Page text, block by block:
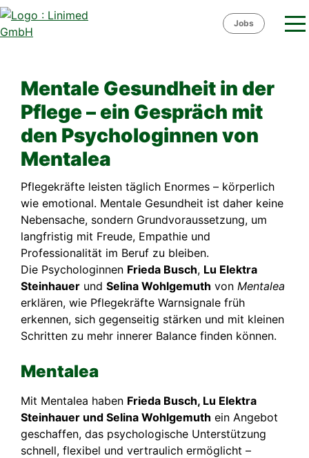
Skip
to
content
Jobs
Mentale Gesundheit in der
Pflege – ein Gespräch mit
den Psychologinnen von
Mentalea
Pflegekräfte leisten täglich Enormes – körperlich
wie emotional. Mentale Gesundheit ist daher keine
Nebensache, sondern Grundvoraussetzung, um
langfristig mit Freude, Empathie und
Professionalität im Beruf zu bleiben.
Die Psychologinnen Frieda Busch, Lu Elektra
Steinhauer und Selina Wohlgemuth von Mentalea
erklären, wie Pflegekräfte Warnsignale früh
erkennen, sich gegenseitig stärken und mit kleinen
Schritten zu mehr innerer Balance finden können.
Mentalea
Mit Mentalea haben Frieda Busch, Lu Elektra
Steinhauer und Selina Wohlgemuth ein Angebot
geschaffen, das psychologische Unterstützung
schnell, flexibel und vertraulich ermöglicht –